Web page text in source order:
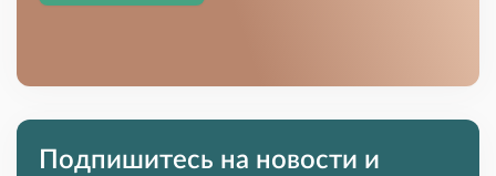
Подпишитесь на новости и